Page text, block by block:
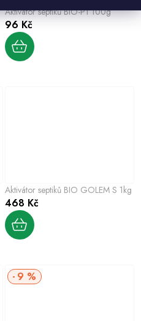
Aktivátor septiků BIO-P1 100g
96 Kč
Aktivátor septiků BIO GOLEM S 1kg
468 Kč
9 %